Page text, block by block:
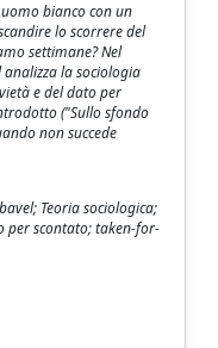
bianco con un
lo scorrere del
settimane? Nel
la sociologia
e del dato per
("Sullo sfondo
non succede
Teoria sociologica;
per scontato; taken-for-